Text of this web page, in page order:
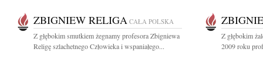
ZBIGNIEW RELIGA CAŁA POLSKA
Z głębokim smutkiem żegnamy profesora Zbigniewa
Religę szlachetnego Człowieka i wspaniałego...
Z głębokim
2009 roku